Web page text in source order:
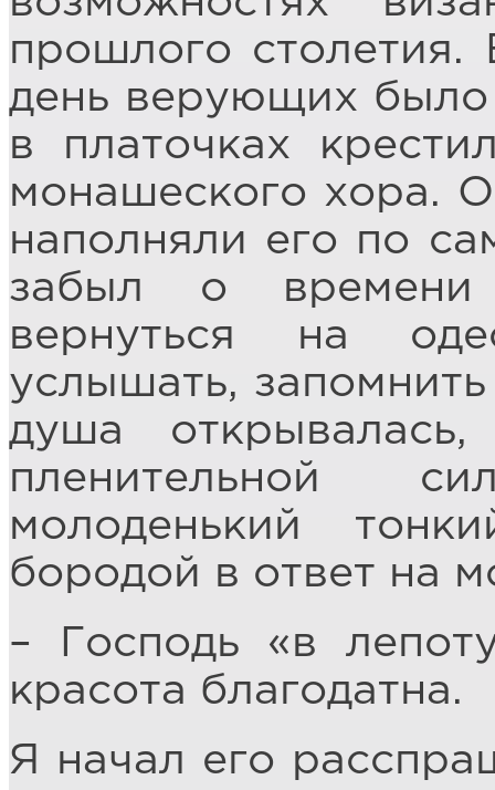
прошлого столетия.
день верующих
в платочках
монашеского хора.
наполняли его по
забыл о
вернуться на
услышать,
душа
пленительной
молоденький
бородой в ответ на
– Господь «в
красота благодатна.
Я начал его